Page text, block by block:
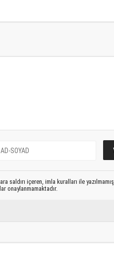
içeren, imla kuralları ile yazılmamış,
onaylanmamaktadır.